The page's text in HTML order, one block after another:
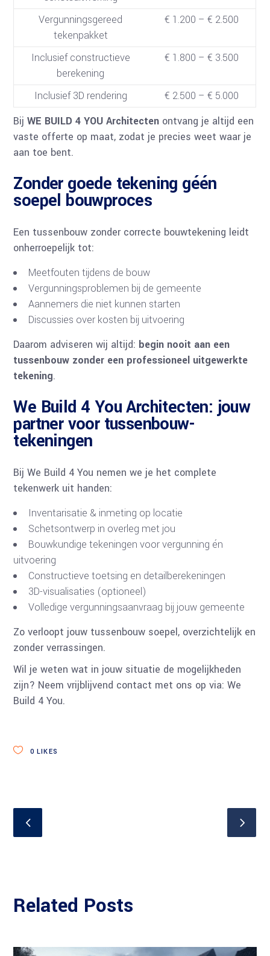
Vergunningsgereed
tekenpakket
€ 1.200 – € 2.500
Inclusief constructieve
berekening
€ 1.800 – € 3.500
Inclusief 3D rendering
€ 2.500 – € 5.000
BijWE BUILD 4 YOU Architecten ontvang je altijd een
vaste offerte op maat, zodat je precies weet waar je
aan toe bent.
Zonder goede tekening géén
soepel bouwproces
Een tussenbouw zonder correcte bouwtekening leidt
onherroepelijk tot:
Meetfouten tijdens de bouw
Vergunningsproblemen bij de gemeente
Aannemers die niet kunnen starten
Discussies over kosten bij uitvoering
Daarom adviseren wij altijd: begin nooit aan een
tussenbouw zonder een professioneel uitgewerkte
tekening.
We Build 4 You Architecten: jouw
partner voor tussenbouw-
tekeningen
Bij We Build 4 You nemen we je het complete
tekenwerk uit handen:
Inventarisatie & inmeting op locatie
Schetsontwerp in overleg met jou
Bouwkundige tekeningen voor vergunning én
uitvoering
Constructieve toetsing en detailberekeningen
3D-visualisaties (optioneel)
Volledige vergunningsaanvraag bij jouw gemeente
Zo verloopt jouw tussenbouw soepel, overzichtelijk en
zonder verrassingen.
Wil je weten wat in jouw situatie de mogelijkheden
zijn? Neem vrijblijvend contact met ons op via: We
Build 4 You.
0 LIKES
Related Posts